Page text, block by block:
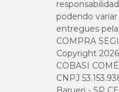
podendo
entregues
COMPRA
Copyright
COBASI
CNPJ